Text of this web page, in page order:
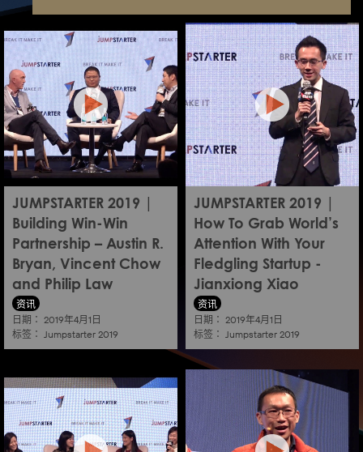
JUMPSTARTER 2019 |
Building Win-Win
Partnership – Austin R.
Bryan, Vincent Chow
and Philip Law
资讯
日期： 2019年4月1日
标签： Jumpstarter 2019
JUMPSTARTER 2019 |
How To Grab World’s
Attention With Your
Fledgling Startup -
Jianxiong Xiao
资讯
日期： 2019年4月1日
标签： Jumpstarter 2019